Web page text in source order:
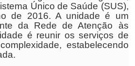
Único de Saúde (SUS),
de 2016. A unidade é um
da Rede de Atenção às
é reunir os serviços de
estabelecendo